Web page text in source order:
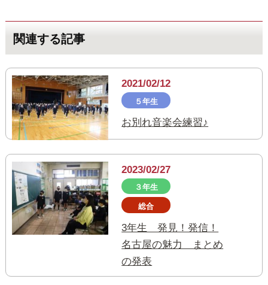
関連する記事
2021/02/12
５年生
お別れ音楽会練習♪
2023/02/27
３年生
総合
3年生 発見！発信！
名古屋の魅力 まとめ
の発表